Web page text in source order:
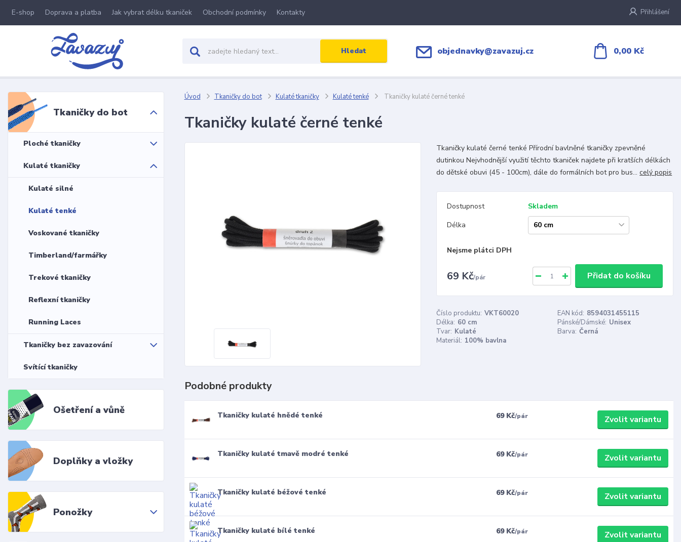
E-shop Doprava a platba Jak vybrat délku tkaniček Obchodní podmínky Kontakty Přihlášení
Hledat objednavky@zavazuj.cz 0,00 Kč
Tkaničky do bot
Ploché tkaničky
Kulaté tkaničky
Kulaté silné
Kulaté tenké
Voskované tkaničky
Timberland/farmářky
Trekové tkaničky
Reflexní tkaničky
Running Laces
Tkaničky bez zavazování
Svítící tkaničky
Ošetření a vůně
Doplňky a vložky
Ponožky
Úvod Tkaničky do bot Kulaté tkaničky Kulaté tenké Tkaničky kulaté černé tenké
Tkaničky kulaté černé tenké
Tkaničky kulaté černé tenké Přírodní bavlněné tkaničky zpevněné
dutinkou Nejvhodnější využití těchto tkaniček najdete při kratších délkách
do dětské obuvi (45 - 100cm), dále do formálních bot pro bus...celý popis
Dostupnost
Skladem
Délka
Nejsme plátci DPH
69 Kč/pár Přidat do košíku
Číslo produktu: VKT60020 EAN kód: 8594031455115
Délka: 60 cm Pánské/Dámské: Unisex
Tvar: Kulaté Barva: Černá
Materiál: 100% bavlna
Podobné produkty
Tkaničky kulaté hnědé tenké 69 Kč/pár Zvolit variantu
Tkaničky kulaté tmavě modré tenké 69 Kč/pár Zvolit variantu
Tkaničky kulaté béžové tenké 69 Kč/pár Zvolit variantu
Tkaničky kulaté bílé tenké 69 Kč/pár Zvolit variantu